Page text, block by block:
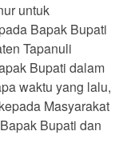
untuk
Bapak Bupati
Tapanuli
Bupati dalam
waktu yang lalu,
Masyarakat
Bupati dan